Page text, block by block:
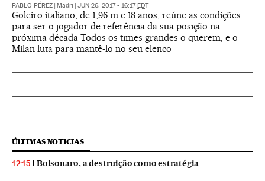
PABLO PÉREZ Madri JUN 26, 2017 - 16:17 EDT
Goleiro italiano, de 1,96 m e 18 anos, reúne as condições
para ser o jogador de referência da sua posição na
próxima década Todos os times grandes o querem, e o
Milan luta para mantê-lo no seu elenco
ÚLTIMAS NOTICIAS
12:15 Bolsonaro, a destruição como estratégia